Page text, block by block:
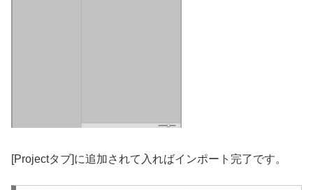
[Projectタブ]に追加されて入ればインポート完了です。